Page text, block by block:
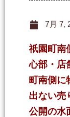
7月 7,
祇園町南
心部・店
町南側
出ない売
公開の水